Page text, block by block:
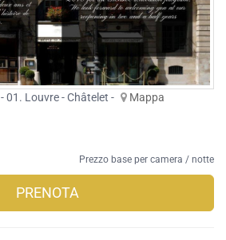
- 01. Louvre - Châtelet - Mappa
Prezzo base per camera / notte
PRENOTA